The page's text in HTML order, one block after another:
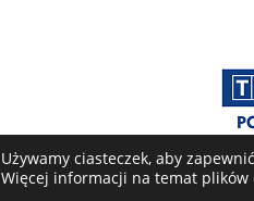
Używamy ciasteczek, aby
Więcej informacji na temat plików